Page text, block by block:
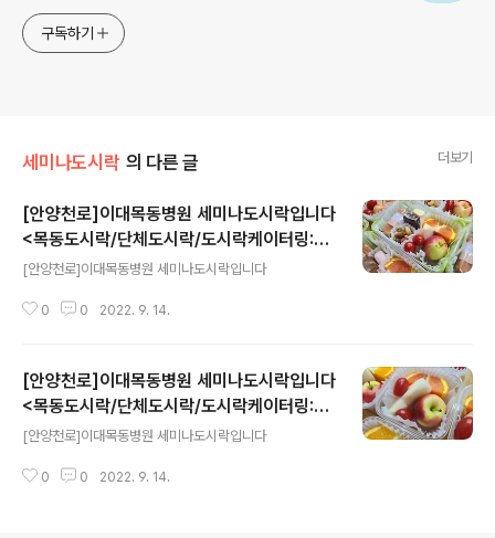
구독하기
세미나도시락 의 다른 글 더보기
[안양천로]이대목동병원 세미나도시락입니다
<목동도시락/단체도시락/도시락케이터링:원
스피크닉>
[안양천로]이대목동병원 세미나도시락입니다
0 0 2022. 9. 14.
[안양천로]이대목동병원 세미나도시락입니다
<목동도시락/단체도시락/도시락케이터링:원
스피크닉>
[안양천로]이대목동병원 세미나도시락입니다
0 0 2022. 9. 14.